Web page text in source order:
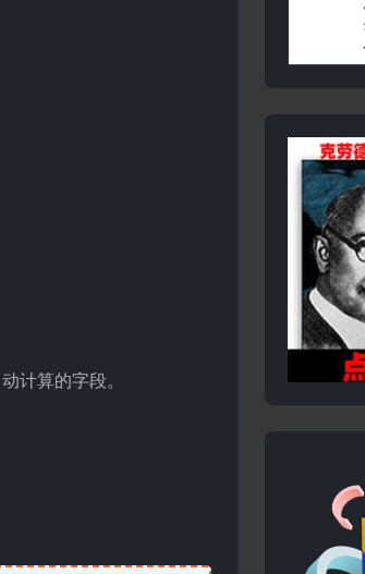
计算的字段。